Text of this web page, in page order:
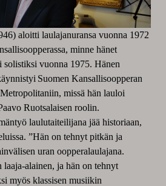
aloitti laulajanuransa vuonna 1972
minne hänet
vuonna 1975. Hänen
Suomen Kansallisoopperan
missä hän lauloi
Ruotsalaisen roolin.
laulutaiteilijana jää historiaan,
”Hän on tehnyt pitkän ja
uran oopperalaulajana.
laaja-alainen, ja hän on tehnyt
myös klassisen musiikin